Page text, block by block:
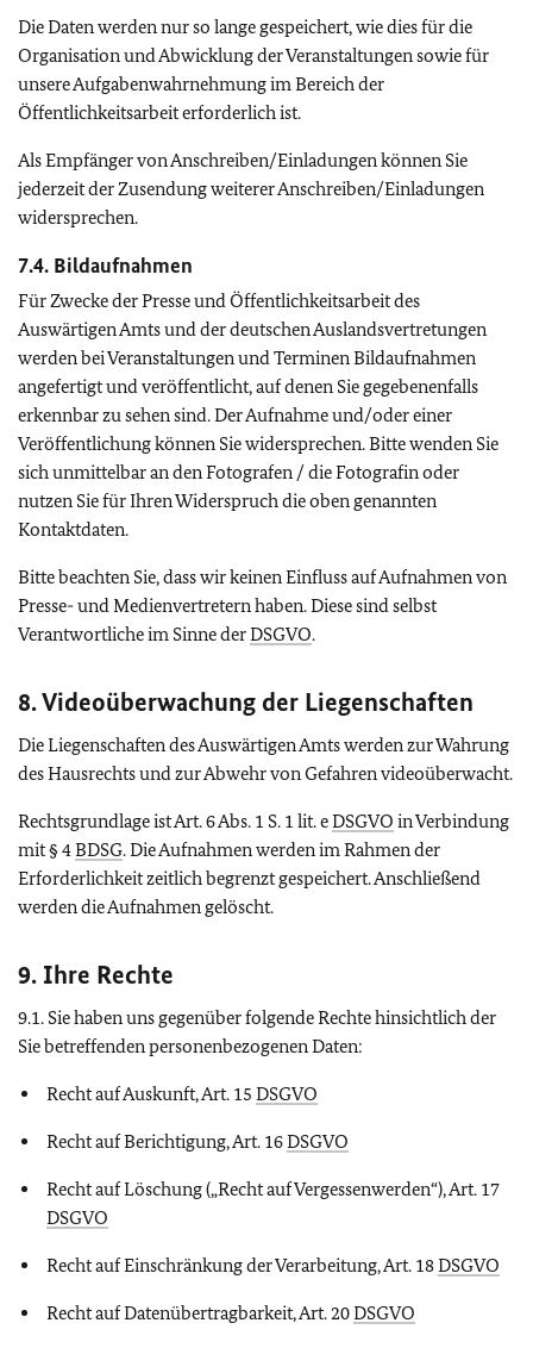
Die Daten werden nur so lange gespeichert, wie dies für die
Organisation und Abwicklung der Veranstaltungen sowie für
unsere Aufgabenwahrnehmung im Bereich der
Öffentlichkeitsarbeit erforderlich ist.
Als Empfänger von Anschreiben/Einladungen können Sie
jederzeit der Zusendung weiterer Anschreiben/Einladungen
widersprechen.
7.4. Bildaufnahmen
Für Zwecke der Presse und Öffentlichkeitsarbeit des
Auswärtigen Amts und der deutschen Auslandsvertretungen
werden bei Veranstaltungen und Terminen Bildaufnahmen
angefertigt und veröffentlicht, auf denen Sie gegebenenfalls
erkennbar zu sehen sind. Der Aufnahme und/oder einer
Veröffentlichung können Sie widersprechen. Bitte wenden Sie
sich unmittelbar an den Fotografen / die Fotografin oder
nutzen Sie für Ihren Widerspruch die oben genannten
Kontaktdaten.
Bitte beachten Sie, dass wir keinen Einfluss auf Aufnahmen von
Presse- und Medienvertretern haben. Diese sind selbst
Verantwortliche im Sinne derDSGVO.
8. Videoüberwachung der Liegenschaften
Die Liegenschaften des Auswärtigen Amts werden zur Wahrung
des Hausrechts und zur Abwehr von Gefahren videoüberwacht.
Rechtsgrundlage ist Art. 6 Abs. 1 S. 1 lit. eDSGVO in Verbindung
mit § 4BDSG. Die Aufnahmen werden im Rahmen der
Erforderlichkeit zeitlich begrenzt gespeichert. Anschließend
werden die Aufnahmen gelöscht.
9. Ihre Rechte
9.1. Sie haben uns gegenüber folgende Rechte hinsichtlich der
Sie betreffenden personenbezogenen Daten:
Recht auf Auskunft, Art. 15 DSGVO
Recht auf Berichtigung, Art. 16DSGVO
Recht auf Löschung („Recht auf Vergessenwerden“), Art. 17
DSGVO
Recht auf Einschränkung der Verarbeitung, Art. 18DSGVO
Recht auf Datenübertragbarkeit, Art. 20DSGVO